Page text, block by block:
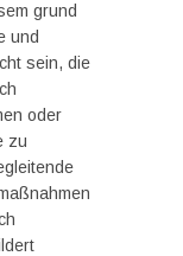
grund
und
sein, die
oder
zu